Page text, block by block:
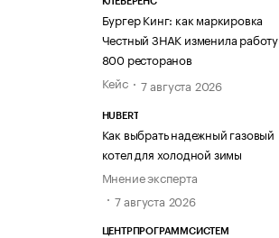
Бургер Кинг: как маркировка
Честный ЗНАК изменила работу
800 ресторанов
Кейс
7 августа 2026
HUBERT
Как выбрать надежный газовый
котел для холодной зимы
Мнение эксперта
7 августа 2026
ЦЕНТРПРОГРАММСИСТЕМ